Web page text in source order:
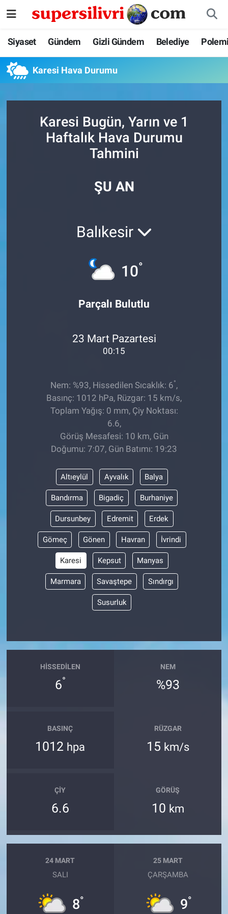
Siyaset Gündem Gizli Gündem Belediye
Karesi Hava Durumu
Karesi Bugün, Yarın ve 1
Haftalık Hava Durumu
Tahmini
ŞU AN
Balıkesir
10°
Parçalı Bulutlu
23 Mart Pazartesi
00:15
Nem: %93, Hissedilen Sıcaklık: 6°,
Basınç: 1012 hPa, Rüzgar: 15 km/s,
Toplam Yağış: 0 mm, Çiy Noktası:
6.6,
Görüş Mesafesi: 10 km, Gün
Doğumu: 7:07, Gün Batımı: 19:23
Altıeylül Ayvalık Balya
Bandırma Bigadiç Burhaniye
Dursunbey Edremit Erdek
Gömeç Gönen Havran İvrindi
Karesi Kepsut Manyas
Marmara Savaştepe Sındırgı
Susurluk
HISSEDILEN
6°
NEM
%93
BASINÇ
1012 hpa
RÜZGAR
15 km/s
ÇIY
6.6
GÖRÜŞ
10 km
24 MART
SALI
8°
25 MART
ÇARŞAMBA
9°
Siyaset
Gündem
Belediye
Polemik
İstanbul Nöbetçi Eczaneler
İstanbul Hava Durumu
İstanbul Trafik Yoğunluk Haritası
Süper Lig Puan Durumu ve Fikstür
Son Dakika Haberleri